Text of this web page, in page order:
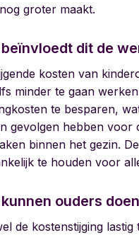
groter maakt.
beïnvloedt dit de
kosten van
minder te gaan
te besparen,
gevolgen hebben voor
binnen het gezin.
te houden voor
ouders
de kostenstijging